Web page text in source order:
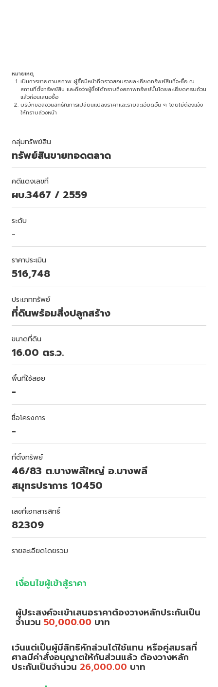
หมายเหตุ
เป็นการขายตามสภาพ ผู้ซื้อมีหน้าที่ตรวจสอบรายละเอียดทรัพย์สินที่จะซื้อ ณ
สถานที่ตั้งทรัพย์สิน และถือว่าผู้ซื้อได้ทราบถึงสภาพทรัพย์นั้นโดยละเอียดครบถ้วน
แล้วก่อนเสนอซื้อ
บริษัทขอสงวนสิทธิ์ในการเปลี่ยนแปลงราคาและรายละเอียดอื่น ๆ โดยไม่ต้องแจ้ง
ให้ทราบล่วงหน้า
กลุ่มทรัพย์สิน
ทรัพย์สินขายทอดตลาด
คดีแดงเลขที่
ผบ.3467 / 2559
ระดับ
-
ราคาประเมิน
516,748
ประเภททรัพย์
ที่ดินพร้อมสิ่งปลูกสร้าง
ขนาดที่ดิน
16.00 ตร.ว.
พื้นที่ใช้สอย
-
ชื่อโครงการ
-
ที่ตั้งทรัพย์
46/83 ต.บางพลีใหญ่ อ.บางพลี
สมุทรปราการ 10450
เลขที่เอกสารสิทธิ์
82309
รายละเอียดโดยรวม
เงื่อนไขผู้เข้าสู้ราคา
ผู้ประสงค์จะเข้าเสนอราคาต้องวางหลักประกันเป็น
จำนวน 50,000.00 บาท
เว้นแต่เป็นผู้มีสิทธิหักส่วนได้ใช้แทน หรือคู่สมรสที่
ศาลมีคำสั่งอนุญาตให้กันส่วนแล้ว ต้องวางหลัก
ประกันเป็นจำนวน 26,000.00 บาท